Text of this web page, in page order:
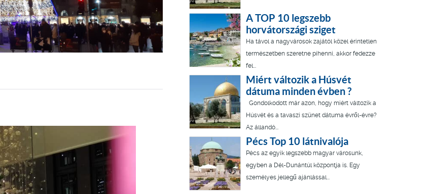
A TOP 10 legszebb
horvátországi sziget
Ha távol a nagyvárosok zajától közel érintetlen
természetben szeretne pihenni, akkor fedezze
fel...
Miért változik a Húsvét
dátuma minden évben ?
Gondolkodott már azon, hogy miért változik a
Húsvét és a tavaszi szünet dátuma évről-évre?
Az állandó...
Pécs Top 10 látnivalója
Pécs az egyik legszebb magyar városunk,
egyben a Dél-Dunántúl központja is. Egy
személyes jellegű ajánlással...